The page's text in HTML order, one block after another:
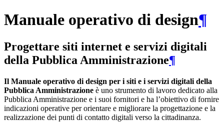
Manuale operativo di design¶
Progettare siti internet e servizi digitali
della Pubblica Amministrazione¶
Il Manuale operativo di design per i siti e i servizi digitali della
Pubblica Amministrazione è uno strumento di lavoro dedicato alla
Pubblica Amministrazione e i suoi fornitori e ha l’obiettivo di fornire
indicazioni operative per orientare e migliorare la progettazione e la
realizzazione dei punti di contatto digitali verso la cittadinanza.